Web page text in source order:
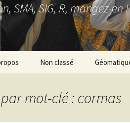
SMA, SIG, R, mangez-en !
Non classé
mot-clé : cormas